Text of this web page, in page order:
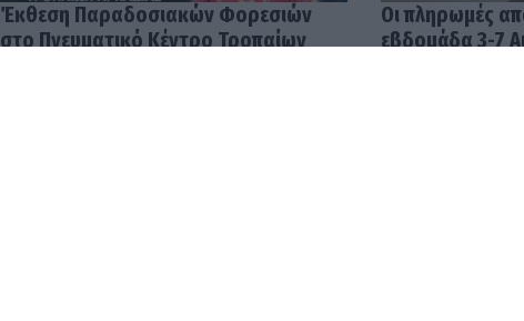
Έκθεση Παραδοσιακών Φορεσιών
στο Πνευματικό Κέντρο Τροπαίων
Οι πληρωμές
εβδομάδα 3-7